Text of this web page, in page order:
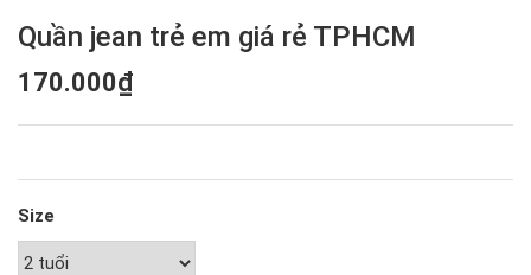
Quần jean trẻ em giá rẻ TPHCM
170.000₫
Size